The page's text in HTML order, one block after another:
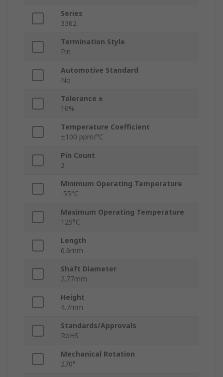
Series
3362
Termination Style
Pin
Automotive Standard
No
Tolerance ±
10%
Temperature Coefficient
±100 ppm/°C
Pin Count
3
Minimum Operating Temperature
-55°C
Maximum Operating Temperature
125°C
Length
6.6mm
Shaft Diameter
2.77mm
Height
4.7mm
Standards/Approvals
RoHS
Mechanical Rotation
270°